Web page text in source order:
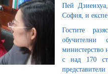
Пей
София, и
Гостите
обучителни
министерство
с над 170